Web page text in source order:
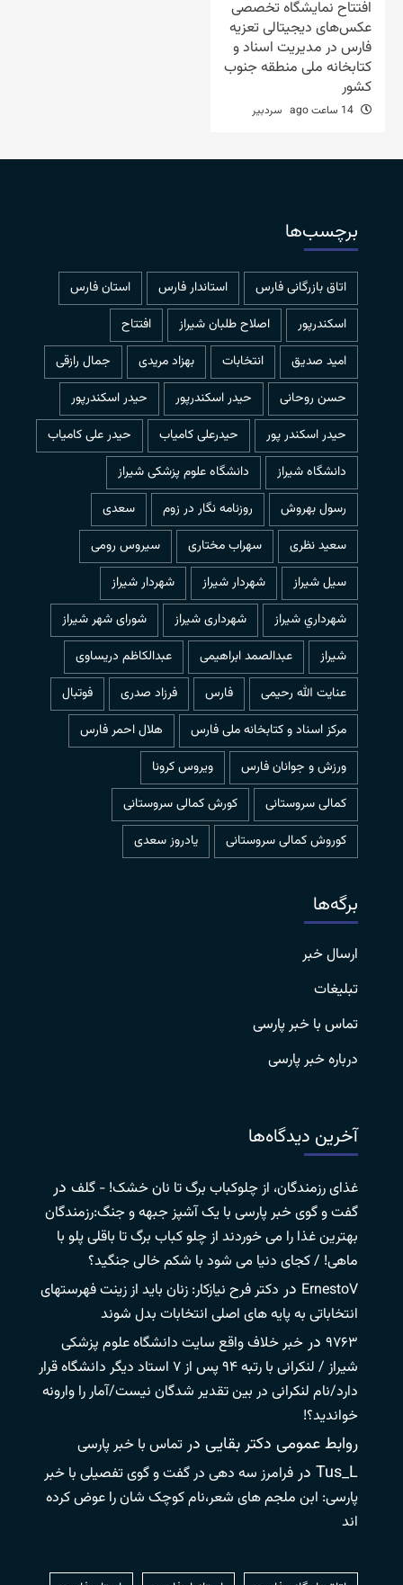
افتتاح نمایشگاه تخصصی
عکس‌های دیجیتالی تعزیه
فارس در مدیریت اسناد و
کتابخانه ملی منطقه جنوب
کشور
سردبیر
برچسب‌ها
اتاق بازرگانی فارس استاندار فارس
استان فارس
اسکندرپور
اصلاح طلبان شیراز
افتتاح
امید صدیق
انتخابات بهزاد مریدی
جمال رازقی
حسن روحانی
حيدر اسكندرپور
حیدر اسکندرپور
حیدر اسکندر پور
حیدرعلی کامیاب
حیدر علی کامیاب
دانشگاه شیراز
دانشگاه علوم پزشکی شیراز
رسول بهروش
روزنامه نگار در زوم
سعدی
سعید نظری
سهراب مختاری
سیروس رومی
سیل شیراز
شهردار شيراز
شهردار شیراز
شهرداري شيراز
شهرداری شیراز
شورای شهر شیراز
شیراز
عبدالصمد ابراهیمی
عبدالکاظم دریساوی
عنایت الله رحیمی
فارس فرزاد صدری
فوتبال
مرکز اسناد و کتابخانه ملی فارس
هلال احمر فارس
ورزش و جوانان فارس
ویروس کرونا
کمالی سروستانی
کورش کمالی سروستانی
کوروش کمالی سروستانی
یادروز سعدی
برگه‌ها
ارسال خبر
تبلیغات
تماس با خبر پارسی
درباره خبر پارسی
آخرین دیدگاه‌ها
غذای رزمندگان، از چلوکباب برگ تا نان خشک! - گلف در
گفت و گوی خبر پارسی با یک آشپز جبهه و جنگ:رزمندگان
بهترین غذا را می خوردند از چلو کباب برگ تا باقلی پلو با
ماهی! / کجای دنیا می شود با شکم خالی جنگید؟
ErnestoV در دکتر فرح نیازکار: زنان باید از زینت فهرستهای
انتخاباتی به پایه های اصلی انتخابات بدل شوند
۹۷۶۳ در خبر خلاف واقع سایت دانشگاه علوم پزشکی
شیراز / لنکرانی با رتبه ۹۴ پس از ۷ استاد دیگر دانشگاه قرار
دارد/نام لنکرانی در بین تقدیر شدگان نیست/آمار را وارونه
خواندید؟!
روابط عمومی دکتر بقایی در تماس با خبر پارسی
Tus_L در فرامرز سه دهی در گفت و گوی تفصیلی با خبر
پارسی: ابن ملجم های شعر،نام کوچک شان را عوض کرده
اند